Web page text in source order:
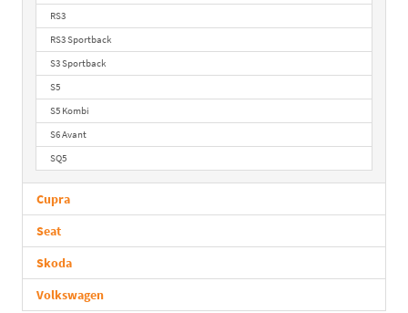
RS3
RS3 Sportback
S3 Sportback
S5
S5 Kombi
S6 Avant
SQ5
Cupra
Seat
Skoda
Volkswagen